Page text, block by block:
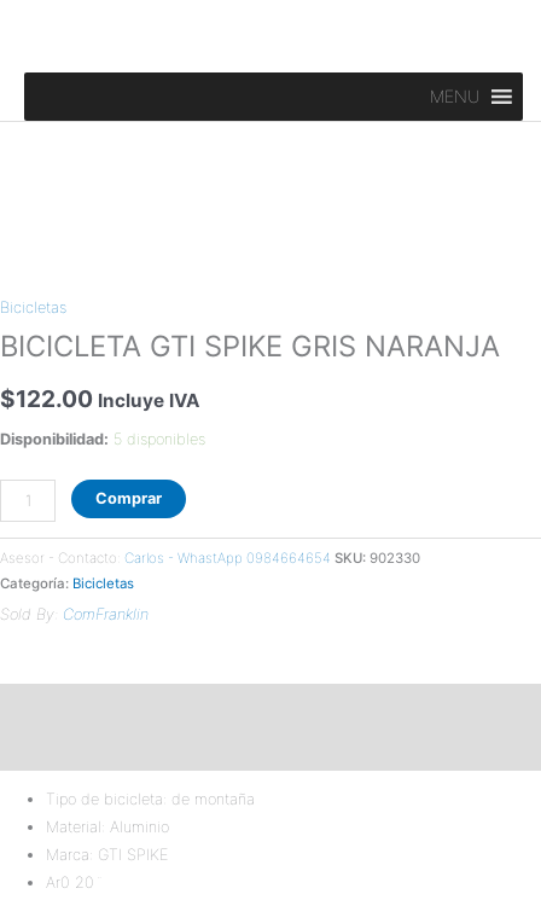
contenido
MENU
Bicicletas
BICICLETA GTI SPIKE GRIS NARANJA
$122.00 Incluye IVA
Disponibilidad: 5 disponibles
SPIKE
GRIS
cantidad
Comprar
Asesor - Contacto: Carlos - WhastApp 0984664654 SKU: 902330
Categoría: Bicicletas
Sold By: ComFranklin
Tipo de bicicleta: de montaña
Material:Aluminio
Marca: GTI SPIKE
Ar0 20¨